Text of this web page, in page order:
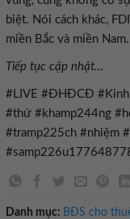
biệt. Nói cách khác,
miền Bắc và miền Nam.
Tiếp tục cập nhật…
#LIVE #ĐHĐCĐ #Kinh
#thứ #khamp244ng
#tramp225ch #nhiệm
Danh mục: BĐS cho